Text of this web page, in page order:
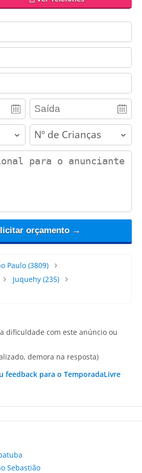
children
orçamento →
Paulo(3809)
Juquehy(235)
dificuldade com este anúncio ou
demora na resposta)
feedback para o TemporadaLivre
Sebastião